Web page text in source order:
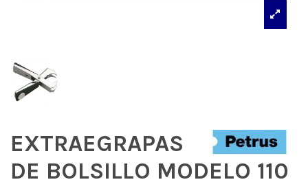
EXTRAEGRAPAS
DE BOLSILLO MODELO 110